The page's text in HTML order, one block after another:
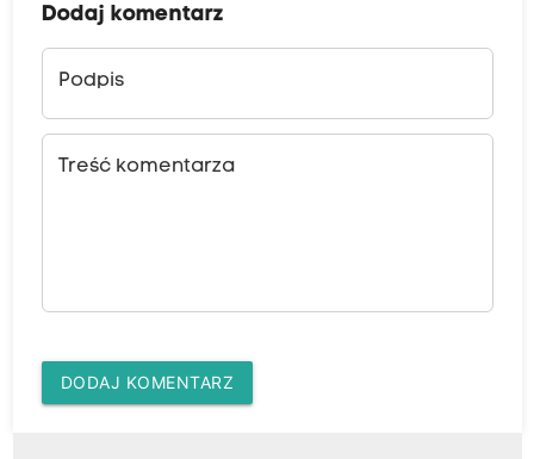
Dodaj komentarz
Podpis
Treść komentarza
DODAJ KOMENTARZ